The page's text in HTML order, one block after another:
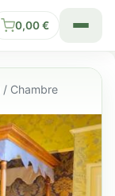
0,00€
/ Chambre